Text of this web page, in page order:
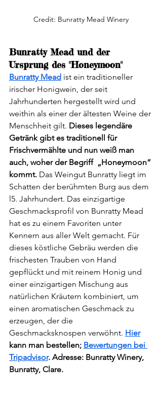
Credit: Bunratty Mead Winery
Bunratty Mead und der
Ursprung des "Honeymoon"
Bunratty Mead ist ein traditioneller
irischer Honigwein, der seit
Jahrhunderten hergestellt wird und
weithin als einer der ältesten Weine der
Menschheit gilt. Dieses legendäre
Getränk gibt es traditionell für
Frischvermählte und nun weiß man
auch, woher der Begriff  „Honeymoon“
kommt. Das Weingut Bunratty liegt im
Schatten der berühmten Burg aus dem
l5. Jahrhundert. Das einzigartige
Geschmacksprofil von Bunratty Mead
hat es zu einem Favoriten unter
Kennern aus aller Welt gemacht. Für
dieses köstliche Gebräu werden die
frischesten Trauben von Hand
gepflückt und mit reinem Honig und
einer einzigartigen Mischung aus
natürlichen Kräutern kombiniert, um
einen aromatischen Geschmack zu
erzeugen, der die
Geschmacksknospen verwöhnt. Hier
kann man bestellen; Bewertungen bei
Tripadvisor. Adresse: Bunratty Winery,
Bunratty, Clare.